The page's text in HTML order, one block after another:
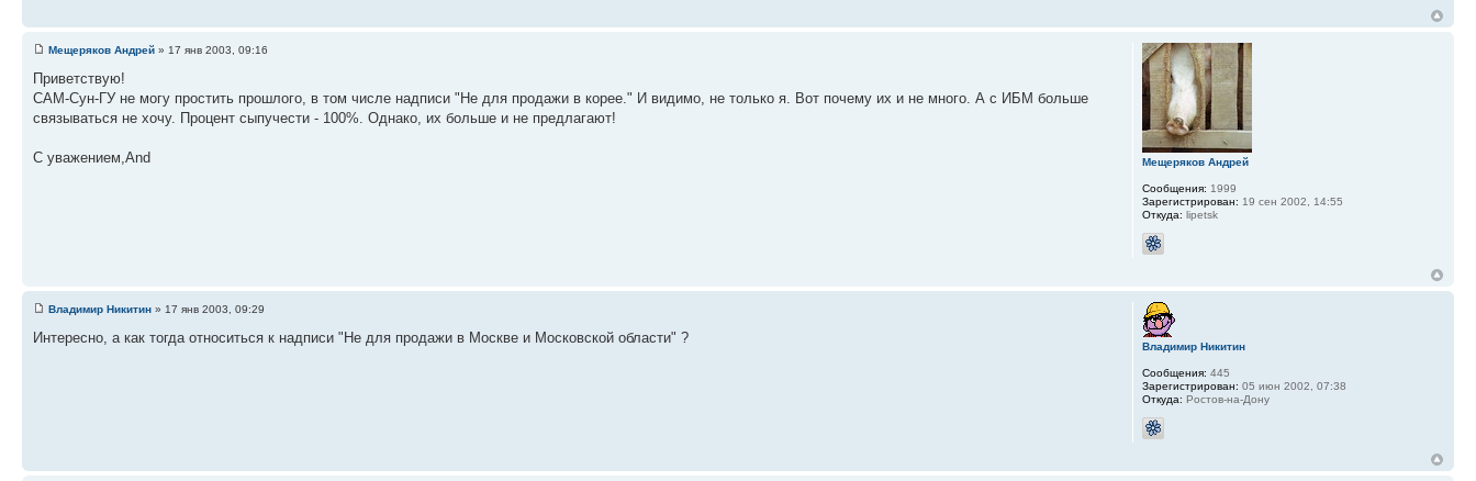
Мещеряков Андрей » 17 янв 2003, 09:16
Приветствую!
САМ-Сун-ГУ не могу простить прошлого, в том числе надписи "Не для продажи в корее." И видимо, не только я. Вот почему их и не много. А с ИБМ больше
связываться не хочу. Процент сыпучести - 100%. Однако, их больше и не предлагают!
С уважением,And Мещеряков Андрей
Сообщения: 1999
Зарегистрирован: 19 сен 2002, 14:55
Откуда: lipetsk
Владимир Никитин » 17 янв 2003, 09:29
Интересно, а как тогда относиться к надписи "Не для продажи в Москве и Московской области" ? Владимир Никитин
Сообщения: 445
Зарегистрирован: 05 июн 2002, 07:38
Откуда: Ростов-на-Дону